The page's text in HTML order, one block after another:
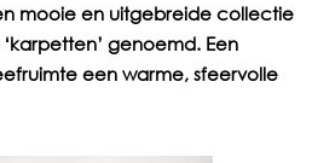
mooie en uitgebreide collectie
genoemd. Een
een warme, sfeervolle